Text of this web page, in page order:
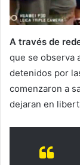
A través de
que se observa
detenidos por
comenzaron a
dejaran en